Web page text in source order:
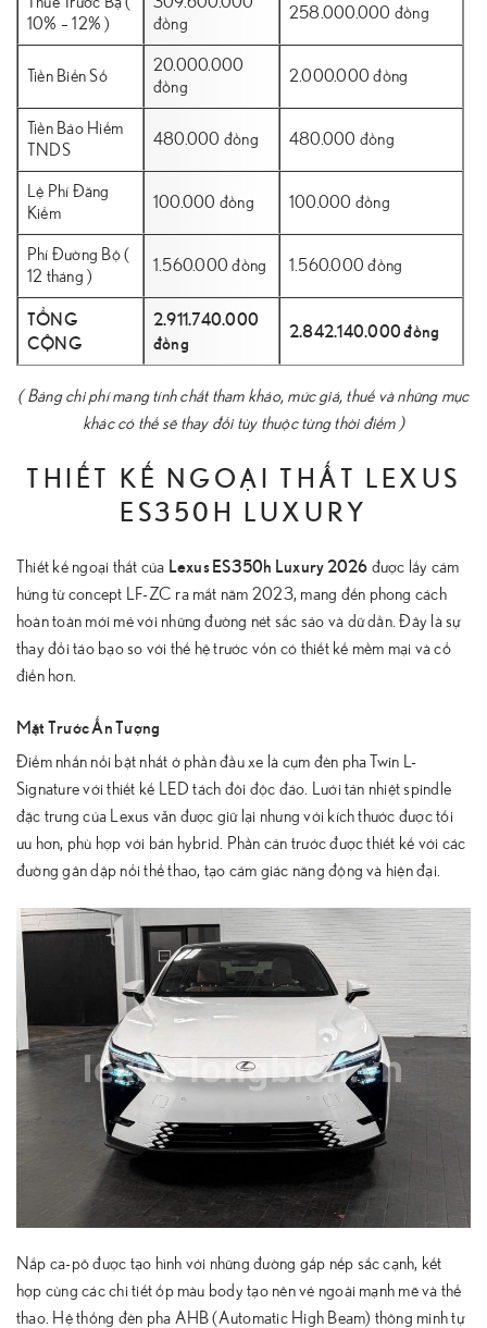
10% – 12% )
đồng
258.000.000 đồng
Tiền Biển Số
20.000.000
đồng
2.000.000 đồng
Tiền Bảo Hiểm
TNDS
480.000 đồng 480.000 đồng
Lệ Phí Đăng
Kiểm
100.000 đồng 100.000 đồng
Phí Đường Bộ (
12 tháng )
1.560.000 đồng 1.560.000 đồng
TỔNG
CỘNG
2.911.740.000
đồng
2.842.140.000 đồng
( Bảng chi phí mang tính chất tham khảo, mức giá, thuế và những mục
khác có thể sẽ thay đổi tùy thuộc từng thời điểm )
THIẾT KẾ NGOẠI THẤT LEXUS
ES350H LUXURY
Thiết kế ngoại thất của Lexus ES350h Luxury 2026 được lấy cảm
hứng từ concept LF-ZC ra mắt năm 2023, mang đến phong cách
hoàn toàn mới mẻ với những đường nét sắc sảo và dữ dằn. Đây là sự
thay đổi táo bạo so với thế hệ trước vốn có thiết kế mềm mại và cổ
điển hơn.
Mặt Trước Ấn Tượng
Điểm nhấn nổi bật nhất ở phần đầu xe là cụm đèn pha Twin L-
Signature với thiết kế LED tách đôi độc đáo. Lưới tản nhiệt spindle
đặc trưng của Lexus vẫn được giữ lại nhưng với kích thước được tối
ưu hơn, phù hợp với bản hybrid. Phần cản trước được thiết kế với các
đường gân dập nổi thể thao, tạo cảm giác năng động và hiện đại.
Nắp ca-pô được tạo hình với những đường gấp nếp sắc cạnh, kết
hợp cùng các chi tiết ốp màu body tạo nên vẻ ngoài mạnh mẽ và thể
thao. Hệ thống đèn pha AHB (Automatic High Beam) thông minh tự